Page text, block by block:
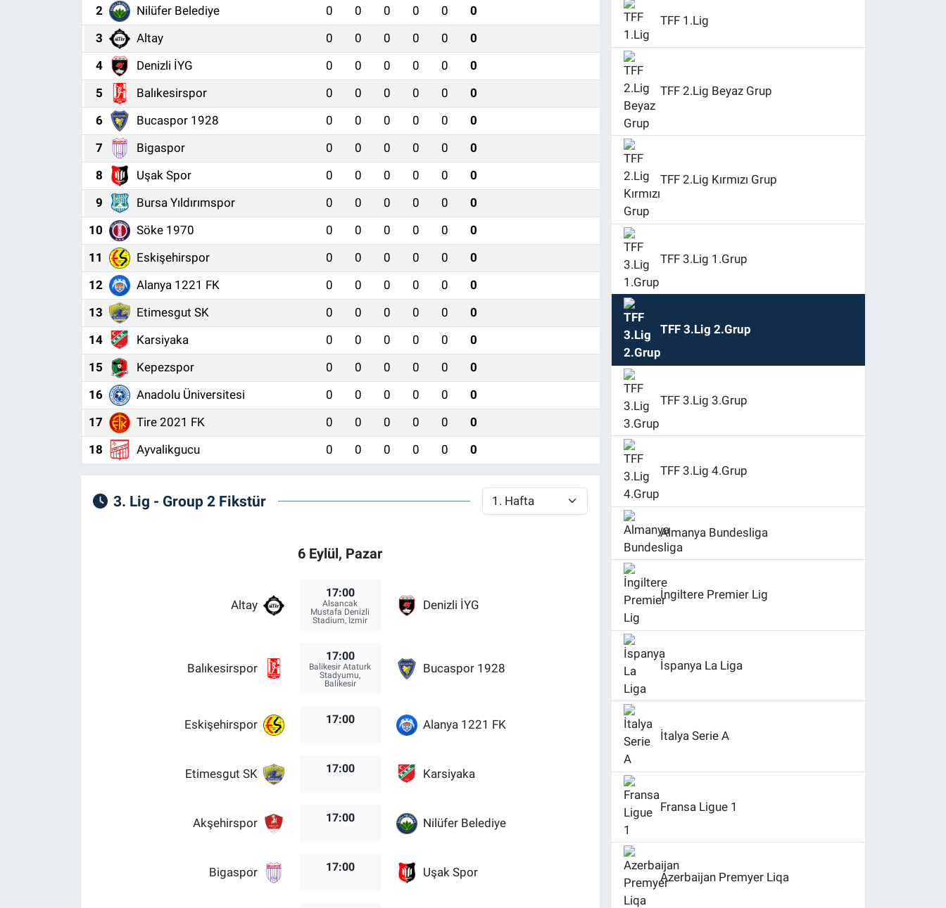
2
Nilüfer Belediye 0 0 0 0 0
0
3
Altay 0 0 0 0 0
0
4
Denizli İYG 0 0 0 0 0
0
5
Balıkesirspor 0 0 0 0 0
0
6
Bucaspor 1928 0 0 0 0 0
0
7
Bigaspor 0 0 0 0 0
0
8
Uşak Spor 0 0 0 0 0
0
9
Bursa Yıldırımspor 0 0 0 0 0
0
10
Söke 1970 0 0 0 0 0
0
11
Eskişehirspor 0 0 0 0 0
0
12
Alanya 1221 FK 0 0 0 0 0
0
13
Etimesgut SK 0 0 0 0 0
0
14
Karsiyaka 0 0 0 0 0
0
15
Kepezspor 0 0 0 0 0
0
16
Anadolu Üniversitesi 0 0 0 0 0
0
17
Tire 2021 FK 0 0 0 0 0
0
18
Ayvalikgucu 0 0 0 0 0 0
3. Lig - Group 2 Fikstür
6 Eylül, Pazar
Altay
17:00
Alsancak
Mustafa Denizli
Stadium, Izmir
Denizli İYG
Balıkesirspor
17:00
Balikesir Ataturk
Stadyumu,
Balikesir
Bucaspor 1928
Eskişehirspor 17:00 Alanya 1221 FK
Etimesgut SK 17:00 Karsiyaka
Akşehirspor 17:00 Nilüfer Belediye
Bigaspor 17:00 Uşak Spor
TFF 1.Lig
TFF 2.Lig Beyaz Grup
TFF 2.Lig Kırmızı Grup
TFF 3.Lig 1.Grup
TFF 3.Lig 2.Grup
TFF 3.Lig 3.Grup
TFF 3.Lig 4.Grup
Almanya Bundesliga
İngiltere Premier Lig
İspanya La Liga
İtalya Serie A
Fransa Ligue 1
Azerbaijan Premyer Liqa